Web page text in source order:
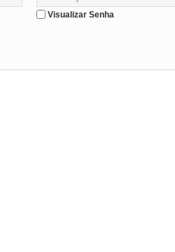
Visualizar Senha